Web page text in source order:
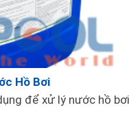
Hồ Bơi
để xử lý nước hồ bơi